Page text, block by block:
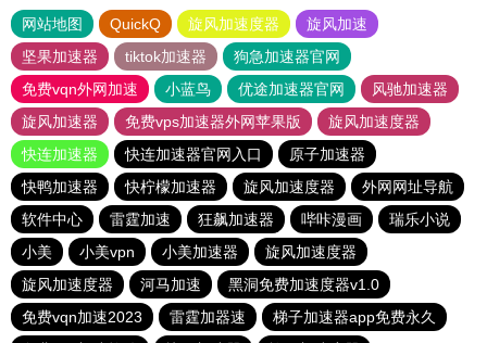
网站地图 QuickQ 旋风加速度器
旋风加速
坚果加速器
tiktok加速器
狗急加速器官网
免费vqn外网加速
小蓝鸟 优途加速器官网
风驰加速器
旋风加速器
免费vps加速器外网苹果版
旋风加速度器
快连加速器
快连加速器官网入口
原子加速器
快鸭加速器
快柠檬加速器 旋风加速度器
外网网址导航
软件中心
雷霆加速 狂飙加速器 哔咔漫画
瑞乐小说
小美
小美vpn 小美加速器
旋风加速度器
旋风加速度器
河马加速
黑洞免费加速度器v1.0
免费vqn加速2023
雷霆加器速
梯子加速器app免费永久